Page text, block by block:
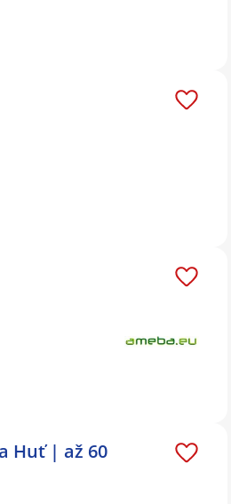
Huť | až 60